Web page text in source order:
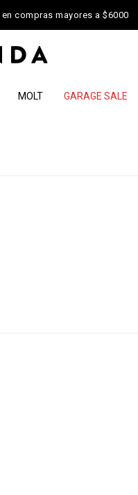
en compras mayores a $6000
MOLT GARAGE SALE